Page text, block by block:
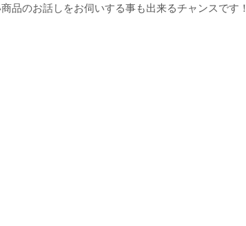
品のお話しをお伺いする事も出来るチャンスです！